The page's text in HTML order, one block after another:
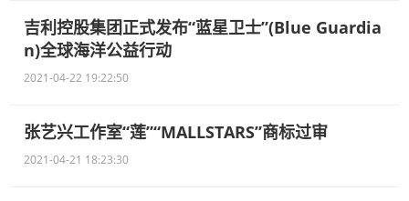
吉利控股集团正式发布“蓝星卫士”(Blue Guardia
n)全球海洋公益行动
2021-04-22 19:22:50
张艺兴工作室“莲”“MALLSTARS”商标过审
2021-04-21 18:23:30